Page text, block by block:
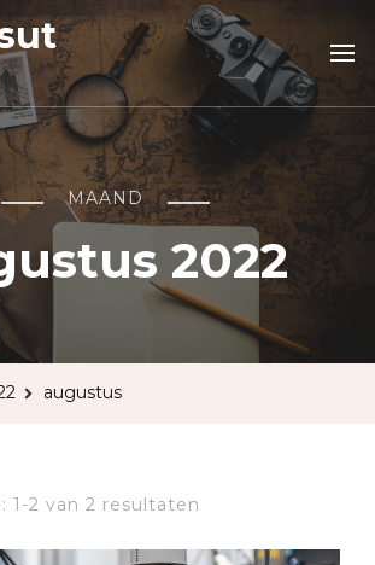
MAAND
2022
augustus
1-2 van 2 resultaten